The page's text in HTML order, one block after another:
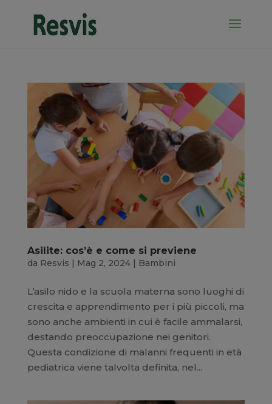
Asilite: cos’è e come si previene
da Resvis | Mag 2, 2024| Bambini
L’asilo nido e la scuola materna sono luoghi di
crescita e apprendimento per i più piccoli, ma
sono anche ambienti in cui è facile ammalarsi,
destando preoccupazione nei genitori.
Questa condizione di malanni frequenti in età
pediatrica viene talvolta definita, nel...